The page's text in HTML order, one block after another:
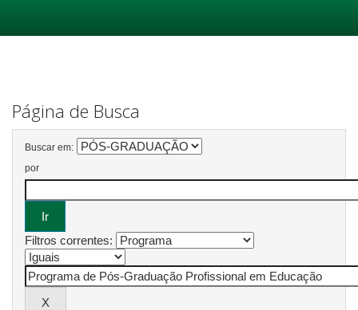
Página de Busca
Buscar em:
por
Filtros correntes: